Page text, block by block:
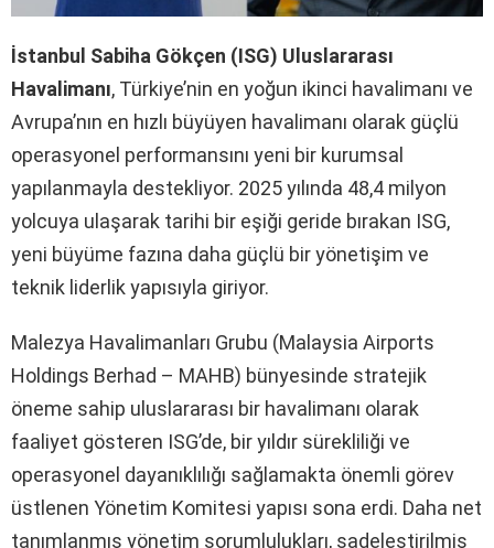
İstanbul Sabiha Gökçen (ISG) Uluslararası
Havalimanı, Türkiye’nin en yoğun ikinci havalimanı ve
Avrupa’nın en hızlı büyüyen havalimanı olarak güçlü
operasyonel performansını yeni bir kurumsal
yapılanmayla destekliyor. 2025 yılında 48,4 milyon
yolcuya ulaşarak tarihi bir eşiği geride bırakan ISG,
yeni büyüme fazına daha güçlü bir yönetişim ve
teknik liderlik yapısıyla giriyor.
Malezya Havalimanları Grubu (Malaysia Airports
Holdings Berhad – MAHB) bünyesinde stratejik
öneme sahip uluslararası bir havalimanı olarak
faaliyet gösteren ISG’de, bir yıldır sürekliliği ve
operasyonel dayanıklılığı sağlamakta önemli görev
üstlenen Yönetim Komitesi yapısı sona erdi. Daha net
tanımlanmış yönetim sorumlulukları, sadeleştirilmiş